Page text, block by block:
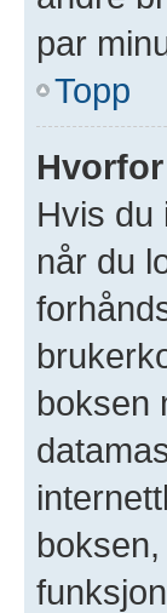
par
Topp
Hvis du
når du
boksen